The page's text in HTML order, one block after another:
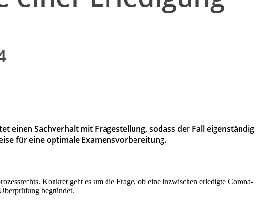
einen Sachverhalt mit Fragestellung, sodass der Fall eigenständig
für eine optimale Examensvorbereitung.
Konkret geht es um die Frage, ob eine inzwischen erledigte Corona-
begründet.